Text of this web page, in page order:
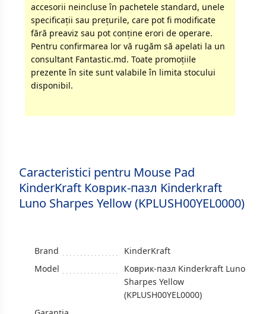
accesorii neincluse în pachetele standard, unele
specificaţii sau preţurile, care pot fi modificate
fără preaviz sau pot conţine erori de operare.
Pentru confirmarea lor vă rugăm să apelati la un
consultant Fantastic.md. Toate promoţiile
prezente în site sunt valabile în limita stocului
disponibil.
Caracteristici pentru Mouse Pad
KinderKraft Коврик-пазл Kinderkraft
Luno Sharpes Yellow (KPLUSH00YEL0000)
Brand
KinderKraft
Model
Коврик-пазл Kinderkraft Luno
Sharpes Yellow
(KPLUSH00YEL0000)